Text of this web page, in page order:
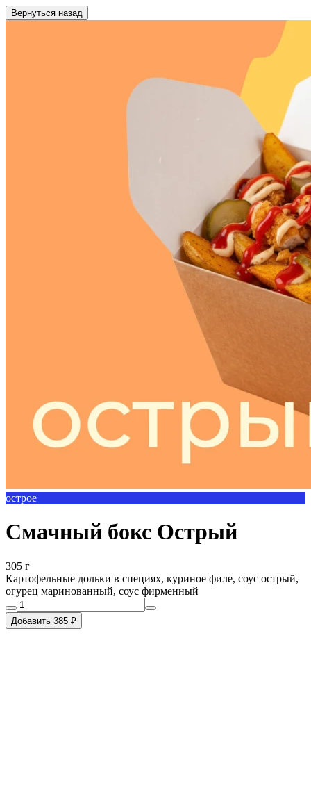
Вернуться назад
острое
Смачный бокс Острый
305 г
Картофельные дольки в специях, куриное филе, соус острый,
огурец маринованный, соус фирменный
Добавить 385 ₽